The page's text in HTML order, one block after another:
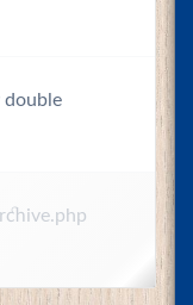
double